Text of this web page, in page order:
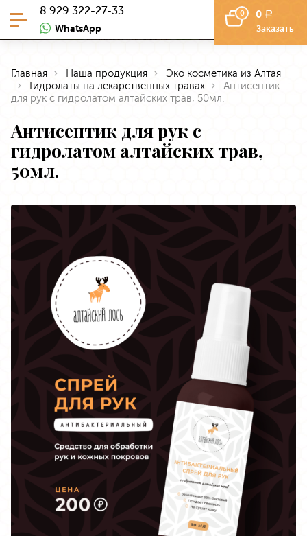
8 929 322-27-33
WhatsApp
0 0 a
Заказать
Главная Наша продукция
Эко косметика из Алтая
Гидролаты на лекарственных травах
Антисептик
для рук с гидролатом алтайских трав, 50мл.
Антисептик для рук с
гидролатом алтайских трав,
50мл.